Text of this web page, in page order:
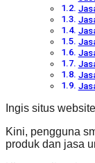
Ingis situs
Kini, pengguna
produk dan jasa